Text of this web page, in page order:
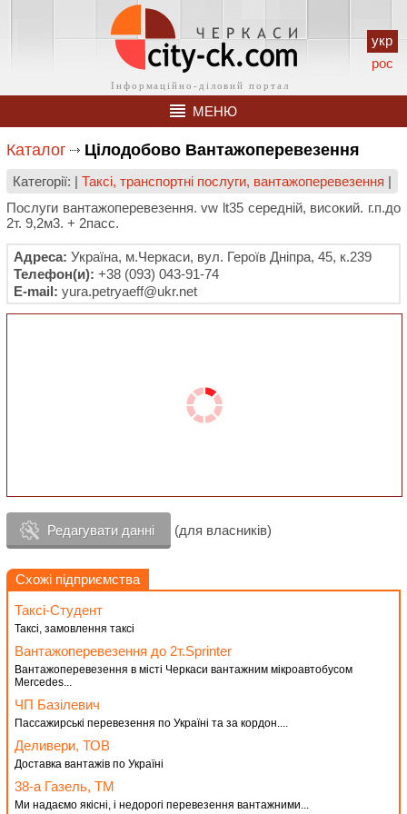
укр
рос
МЕНЮ
Каталог Цілодобово Вантажоперевезення
Категорії: | Таксі, транспортні послуги, вантажоперевезення |
Послуги вантажоперевезення. vw lt35 середній, високий. г.п.до
2т. 9,2м3. + 2пасс.
Адреса: Україна, м.Черкаси, вул. Героїв Дніпра, 45, к.239
Телефон(и): +38 (093) 043-91-74
E-mail: yura.petryaeff@ukr.net
Редагувати данні (для власників)
Схожі підприємства
Таксі-Студент
Таксі, замовлення таксі
Вантажоперевезення до 2т.Sprinter
Вантажоперевезення в місті Черкаси вантажним мікроавтобусом
Mercedes...
ЧП Базілевич
Пассажирські перевезення по Україні та за кордон....
Деливери, ТОВ
Доставка вантажів по Україні
38-а Газель, ТМ
Ми надаємо якісні, і недорогі перевезення вантажними...